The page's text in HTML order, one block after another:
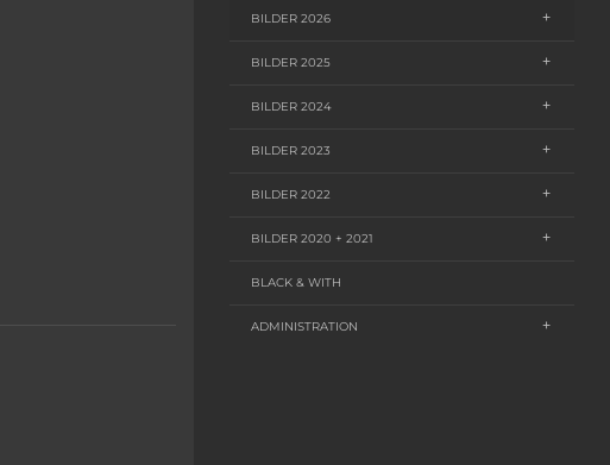
BILDER 2026
BILDER 2025
BILDER 2024
BILDER 2023
BILDER 2022
BILDER 2020 + 2021
BLACK & WITH
ADMINISTRATION